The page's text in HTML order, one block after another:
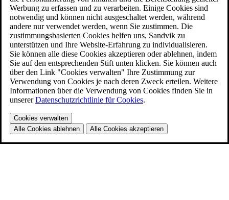
Werbung zu erfassen und zu verarbeiten. Einige Cookies sind
notwendig und können nicht ausgeschaltet werden, während
andere nur verwendet werden, wenn Sie zustimmen. Die
zustimmungsbasierten Cookies helfen uns, Sandvik zu
unterstützen und Ihre Website-Erfahrung zu individualisieren.
Sie können alle diese Cookies akzeptieren oder ablehnen, indem
Sie auf den entsprechenden Stift unten klicken. Sie können auch
über den Link "Cookies verwalten" Ihre Zustimmung zur
Verwendung von Cookies je nach deren Zweck erteilen. Weitere
Informationen über die Verwendung von Cookies finden Sie in
unsererDatenschutzrichtlinie für Cookies.
Cookies verwalten
Alle Cookies ablehnen
Alle Cookies akzeptieren